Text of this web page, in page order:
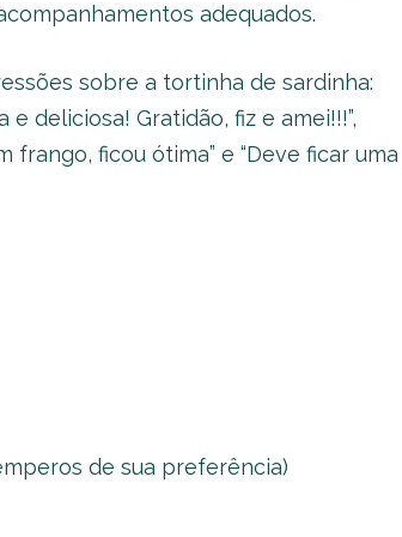
adequados.
sobre a tortinha de sardinha:
deliciosa! Gratidão, fiz e amei!!!”,
frango, ficou ótima” e “Deve ficar uma
de sua preferência)